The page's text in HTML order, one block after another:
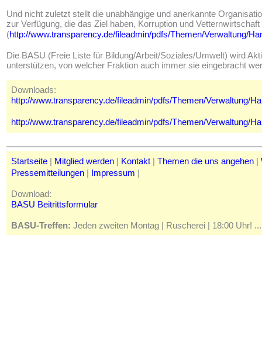
Und nicht zuletzt stellt die unabhängige und anerkannte
zur Verfügung, die das Ziel haben, Korruption und
(http://www.transparency.de/fileadmin/pdfs/Themen/Verwaltung/
Die BASU (Freie Liste für Bildung/Arbeit/Soziales/Umwelt) wird
unterstützen, von welcher Fraktion auch immer sie eingebracht
Downloads:
http://www.transparency.de/fileadmin/pdfs/Themen/Verwaltung/
http://www.transparency.de/fileadmin/pdfs/Themen/Verwaltung/
Startseite | Mitglied werden | Kontakt | Themen die uns angehen |
Pressemitteilungen | Impressum |
Download:
BASU Beitrittsformular
BASU-Treffen: Jeden zweiten Montag | Ruscherei | 18:00 Uhr!